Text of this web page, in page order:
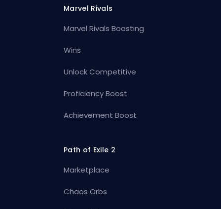
Marvel Rivals
Marvel Rivals Boosting
Wins
Unlock Competitive
Proficiency Boost
Achievement Boost
Path of Exile 2
Marketplace
Chaos Orbs